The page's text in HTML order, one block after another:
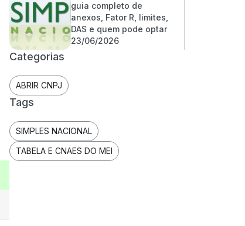
guia completo de
anexos, Fator R, limites,
DAS e quem pode optar
23/06/2026
Categorias
ABRIR CNPJ
Tags
SIMPLES NACIONAL
TABELA E CNAES DO MEI